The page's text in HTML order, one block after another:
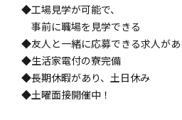
◆工場見学が可能で、
事前に職場を見学できる
◆友人と一緒に応募できる求人があ
◆生活家電付の寮完備
◆長期休暇があり、土日休み
◆土曜面接開催中！